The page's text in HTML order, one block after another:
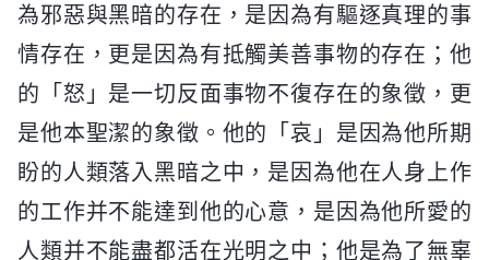
為邪惡與黑暗的存在，是因為有驅逐真理的事
情存在，更是因為有抵觸美善事物的存在；他
的「怒」是一切反面事物不復存在的象徵，更
是他本聖潔的象徵。他的「哀」是因為他所期
盼的人類落入黑暗之中，是因為他在人身上作
的工作并不能達到他的心意，是因為他所愛的
人類并不能盡都活在光明之中；他是為了無辜